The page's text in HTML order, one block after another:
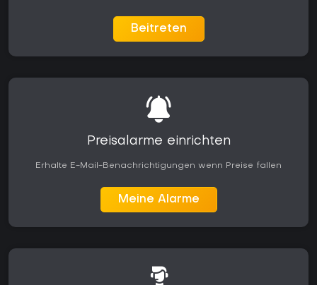
Beitreten
Preisalarme einrichten
Erhalte E-Mail-Benachrichtigungen wenn Preise fallen
Meine Alarme